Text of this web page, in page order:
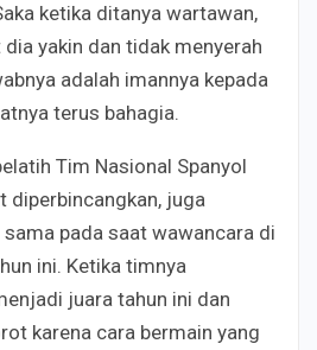
ketika ditanya wartawan,
dia yakin dan tidak menyerah
adalah imannya kepada
terus bahagia.
Tim Nasional Spanyol
diperbincangkan, juga
sama pada saat wawancara di
ini. Ketika timnya
juara tahun ini dan
karena cara bermain yang